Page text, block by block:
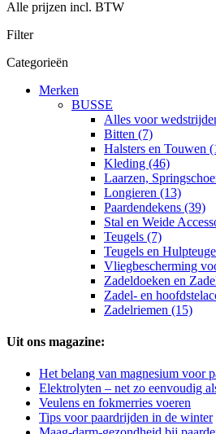
Alle prijzen incl. BTW
Filter
Categorieën
Merken
BUSSE
Alles voor
Bitten (7)
Halsters en Touwen
Kleding (46)
Laarzen,
Longieren (13)
Paardendekens (39)
Stal en Weide
Teugels (7)
Teugels en
Vliegbescherming
Zadeldoeken en
Zadel- en
Zadelriemen (15)
Uit ons magazine:
Het belang van magnesium voor
Elektrolyten – net zo eenvoudig
Veulens en fokmerries voeren
Tips voor paardrijden in de winter